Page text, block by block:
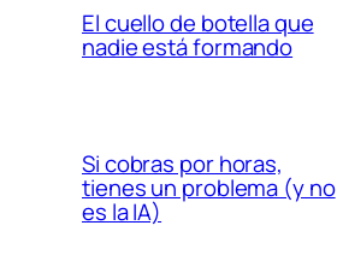
El cuello de botella que
nadie está formando
Si cobras por horas,
tienes un problema (y no
es la IA)